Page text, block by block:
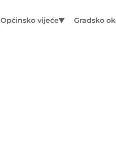
Općinsko vijeće Gradsko